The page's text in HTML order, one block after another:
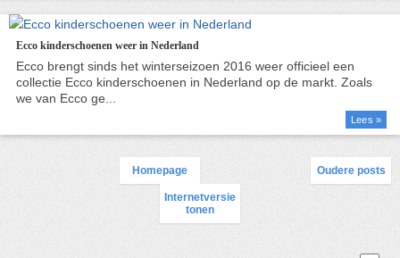
Ecco kinderschoenen weer in Nederland
Lees »
Oudere posts
Homepage
Internetversie
tonen